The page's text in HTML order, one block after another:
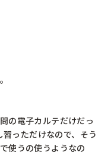
の電子カルテだけだっ
っただけなので、そう
使うの使うようなの